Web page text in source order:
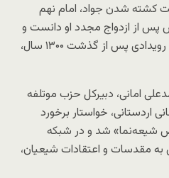
کشته شدن جواد، امام نهم
از ازدواج مجدد او دانست و
تاکید کرد که عزاداری برای چنین رویدادی پس از گذشت ۱۳۰۰ سال،
امانی، دبیرکل حزب موتلفه
اردستانی، خواستار برخورد
شیعه‌نما» شد و در شبکه
مقدسات و اعتقادات شیعیان،